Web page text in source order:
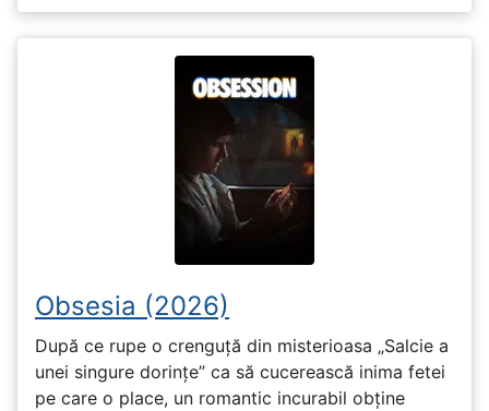
Obsesia (2026)
După ce rupe o crenguță din misterioasa „Salcie a
unei singure dorințe” ca să cucerească inima fetei
pe care o place, un romantic incurabil obține